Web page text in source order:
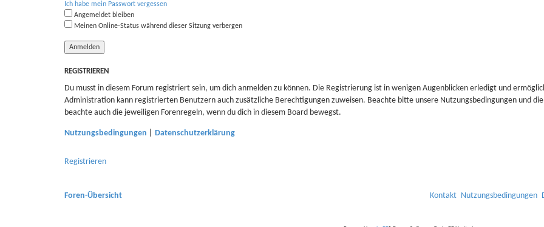
Ich habe mein Passwort vergessen
Angemeldet bleiben
Meinen Online-Status während dieser Sitzung verbergen
REGISTRIEREN
Du musst in diesem Forum registriert sein, um dich anmelden zu können. Die Registrierung ist in wenigen Augenblicken erledigt und
Administration kann registrierten Benutzern auch zusätzliche Berechtigungen zuweisen. Beachte bitte unsere Nutzungsbedingungen und
beachte auch die jeweiligen Forenregeln, wenn du dich in diesem Board bewegst.
Nutzungsbedingungen Datenschutzerklärung
Registrieren
Foren-Übersicht Nutzungsbedingungen
Kontakt